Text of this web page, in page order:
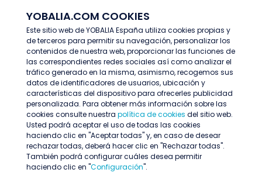
YOBALIA.COM COOKIES
Este sitio web de YOBALIA España utiliza cookies propias y
de terceros para permitir su navegación, personalizar los
contenidos de nuestra web, proporcionar las funciones de
las correspondientes redes sociales así como analizar el
tráfico generado en la misma, asimismo, recogemos sus
datos de identificadores de usuarios, ubicación y
características del dispositivo para ofrecerles publicidad
personalizada. Para obtener más información sobre las
cookies consulte nuestra política de cookies del sitio web.
Usted podrá aceptar el uso de todas las cookies
haciendo clic en "Aceptar todas" y, en caso de desear
rechazar todas, deberá hacer clic en "Rechazar todas".
También podrá configurar cuáles desea permitir
haciendo clic en "Configuración".
Últimas ofertas Técnico/a de electricidad - Lanzarote
Técnico/a de electricidad - Lanzarote